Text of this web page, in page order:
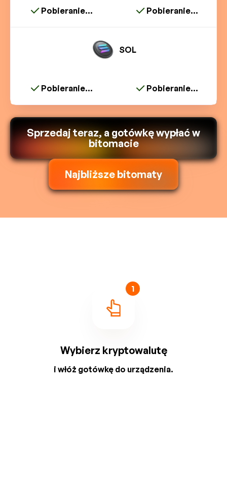
Pobieranie... Pobieranie...
SOL
Pobieranie... Pobieranie...
Sprzedaj teraz, a gotówkę wypłać w
bitomacie
Najbliższe bitomaty
1
Wybierz kryptowalutę
i włóż gotówkę do urządzenia.